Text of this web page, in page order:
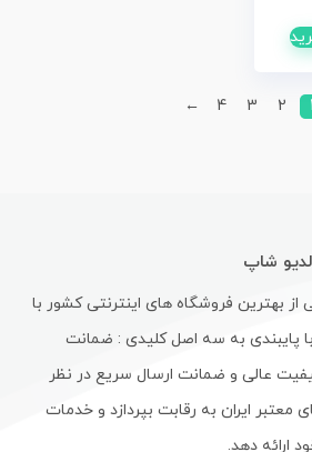
1
2
3
4
←
شاپ
بهترین فروشگاه های اینترنتی کشور با
پایبندی به سه اصل کلیدی : ضمانت
عالی و ضمانت ارسال سریع در نظر
معتبر ایران به رقابت بپردازد و خدمات
ارائه دهد.